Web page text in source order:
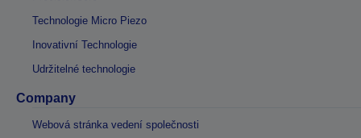
Technologie Micro Piezo
Inovativní Technologie
Udržitelné technologie
Company
Webová stránka vedení společnosti